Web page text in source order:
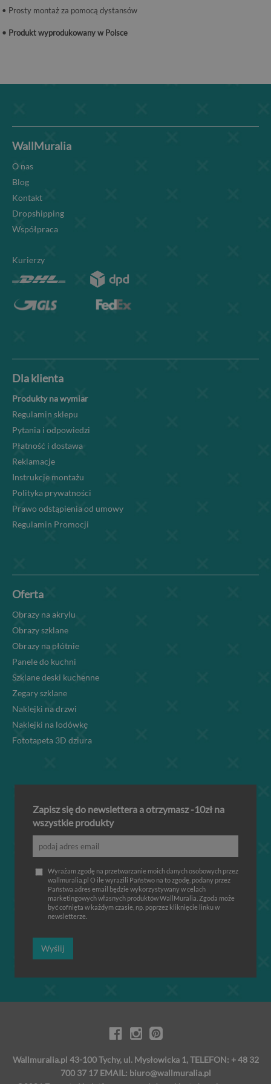
• Prosty montaż za pomocą dystansów
• Produkt wyprodukowany w Polsce
WallMuralia
O nas
Blog
Kontakt
Dropshipping
Współpraca
Kurierzy
Dla klienta
Produkty na wymiar
Regulamin sklepu
Pytania i odpowiedzi
Płatność i dostawa
Reklamacje
Instrukcje montażu
Polityka prywatności
Prawo odstąpienia od umowy
Regulamin Promocji
Oferta
Obrazy na akrylu
Obrazy szklane
Obrazy na płótnie
Panele do kuchni
Szklane deski kuchenne
Zegary szklane
Naklejki na drzwi
Naklejki na lodówkę
Fototapeta 3D dziura
Zapisz się do newslettera a otrzymasz -10zł na
wszystkie produkty
Wyrażam zgodę na przetwarzanie moich danych osobowych przez
wallmuralia.pl O ile wyrazili Państwo na to zgodę, podany przez
Państwa adres email będzie wykorzystywany w celach
marketingowych własnych produktów WallMuralia. Zgoda może
być cofnięta w każdym czasie, np. poprzez kliknięcie linku w
newsletterze.
Wyślij
Wallmuralia.pl 43-100 Tychy, ul. Mysłowicka 1, TELEFON: + 48 32
700 37 17 EMAIL: biuro@wallmuralia.pl